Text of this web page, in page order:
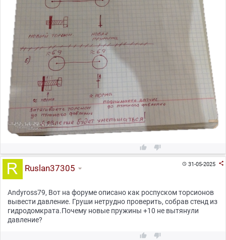
 
31-05-2025 
Ruslan37305
Andyross79, Вот на форуме описано как роспуском торсионов
вывести давление. Груши нетрудно проверить, собрав стенд из
гидродомкрата.Почему новые пружины +10 не вытянули
давление?
 